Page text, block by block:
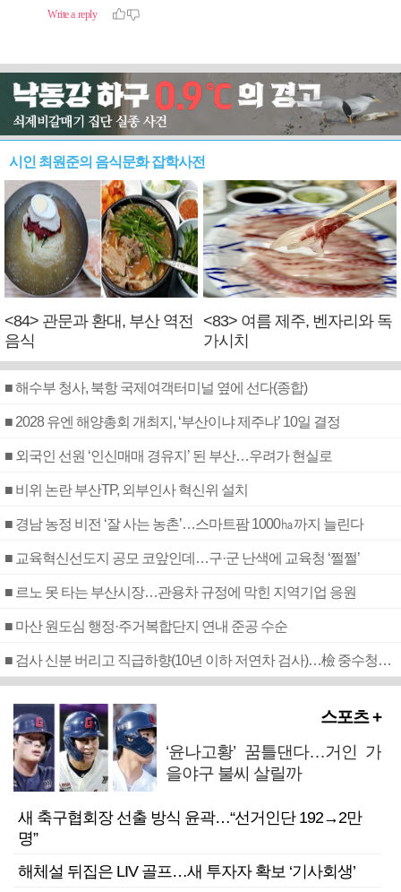
시인 최원준의 음식문화 잡학사전
<84> 관문과 환대, 부산 역전
음식
<83> 여름 제주, 벤자리와 독
가시치
■ 해수부 청사, 북항 국제여객터미널 옆에 선다(종합)
■ 2028 유엔 해양총회 개최지, ‘부산이냐 제주냐’ 10일 결정
■ 외국인 선원 ‘인신매매 경유지’ 된 부산…우려가 현실로
■ 비위 논란 부산TP, 외부인사 혁신위 설치
■ 경남 농정 비전 ‘잘 사는 농촌’…스마트팜 1000㏊까지 늘린다
■ 교육혁신선도지 공모 코앞인데…구·군 난색에 교육청 ‘쩔쩔’
■ 르노 못 타는 부산시장…관용차 규정에 막힌 지역기업 응원
■ 마산 원도심 행정·주거복합단지 연내 준공 수순
■ 검사 신분 버리고 직급하향(10년 이하 저연차 검사)…檢 중수청행 기피
스포츠 +
‘윤나고황’ 꿈틀댄다…거인 가
을야구 불씨 살릴까
새 축구협회장 선출 방식 윤곽…“선거인단 192→2만
명”
해체설 뒤집은 LIV 골프…새 투자자 확보 ‘기사회생’